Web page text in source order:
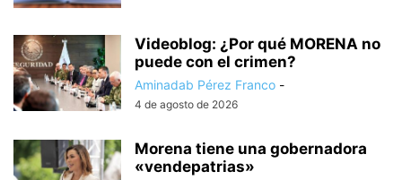
Videoblog: ¿Por qué MORENA no
puede con el crimen?
Aminadab Pérez Franco -
4 de agosto de 2026
Morena tiene una gobernadora
«vendepatrias»